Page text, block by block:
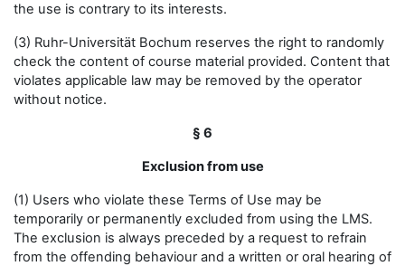
the use is contrary to its interests.
(3) Ruhr-Universität Bochum reserves the right to randomly
check the content of course material provided. Content that
violates applicable law may be removed by the operator
without notice.
§ 6
Exclusion from use
(1) Users who violate these Terms of Use may be
temporarily or permanently excluded from using the LMS.
The exclusion is always preceded by a request to refrain
from the offending behaviour and a written or oral hearing of